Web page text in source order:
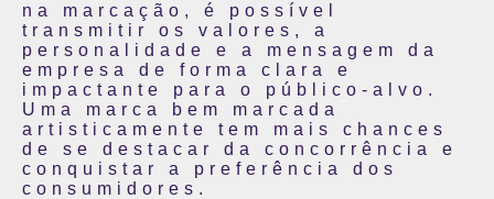
na marcação, é possível
transmitir os valores, a
personalidade e a mensagem da
empresa de forma clara e
impactante para o público-alvo.
Uma marca bem marcada
artisticamente tem mais chances
de se destacar da concorrência e
conquistar a preferência dos
consumidores.